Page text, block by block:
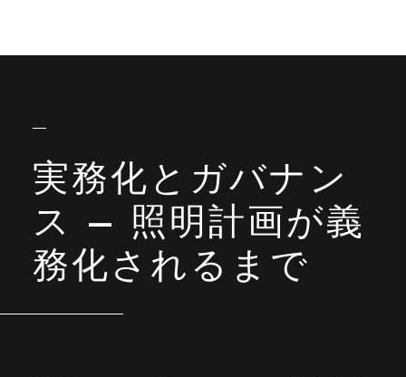
実務化とガバナン
ス – 照明計画が義
務化されるまで